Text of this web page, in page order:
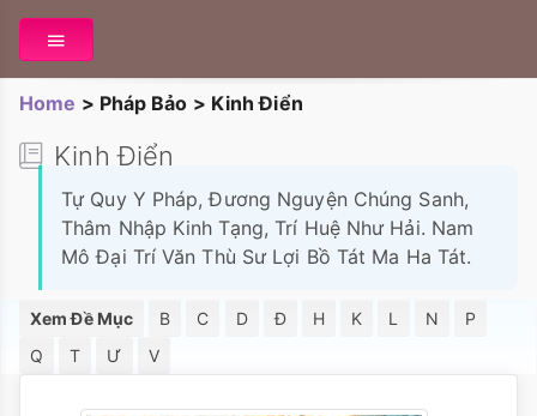
Home > Pháp Bảo > Kinh Điển
Kinh Điển
Tự Quy Y Pháp, Đương Nguyện Chúng Sanh,
Thâm Nhập Kinh Tạng, Trí Huệ Như Hải. Nam
Mô Đại Trí Văn Thù Sư Lợi Bồ Tát Ma Ha Tát.
Xem Đề Mục B C D Đ H K L N
P
Q
T Ư V